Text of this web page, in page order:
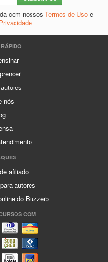
com nossos Termos de Uso e
nós
afiliado
autores
do Buzzero
COM